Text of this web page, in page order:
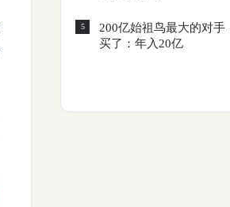
5
200亿始祖鸟最大的对手
买了：年入20亿